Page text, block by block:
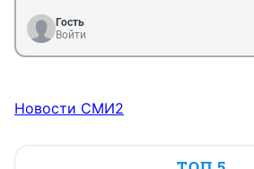
Гость
Войти
Новости СМИ2